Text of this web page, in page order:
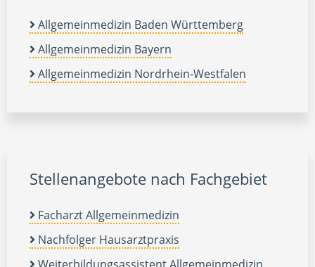
Allgemeinmedizin Baden Württemberg
Allgemeinmedizin Bayern
Allgemeinmedizin Nordrhein-Westfalen
Stellenangebote nach Fachgebiet
Facharzt Allgemeinmedizin
Nachfolger Hausarztpraxis